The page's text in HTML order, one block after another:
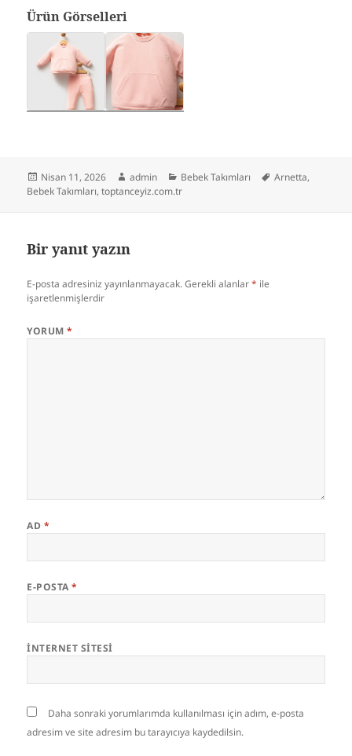
Ürün Görselleri
Yayın
tarihi
Nisan 11, 2026 Yazar
admin Kategoriler
Bebek Takımları Etiketler
Arnetta,
Bebek Takımları,toptanceyiz.com.tr
Bir yanıt yazın
E-posta adresiniz yayınlanmayacak. Gerekli alanlar* ile
işaretlenmişlerdir
YORUM*
AD *
E-POSTA*
İNTERNET SITESI
Daha sonraki yorumlarımda kullanılması için adım, e-posta
adresim ve site adresim bu tarayıcıya kaydedilsin.